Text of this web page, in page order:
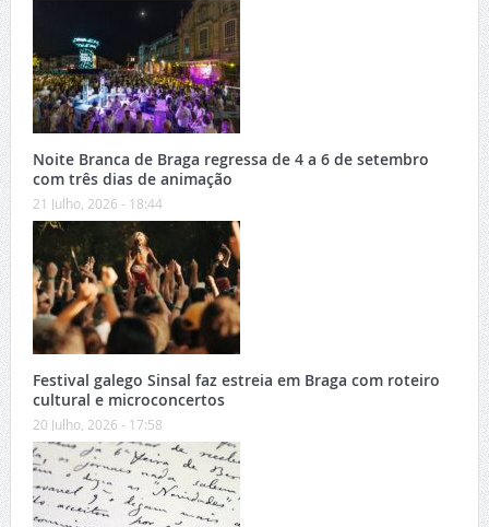
Noite Branca de Braga regressa de 4 a 6 de setembro
com três dias de animação
21 Julho, 2026 - 18:44
Festival galego Sinsal faz estreia em Braga com roteiro
cultural e microconcertos
20 Julho, 2026 - 17:58